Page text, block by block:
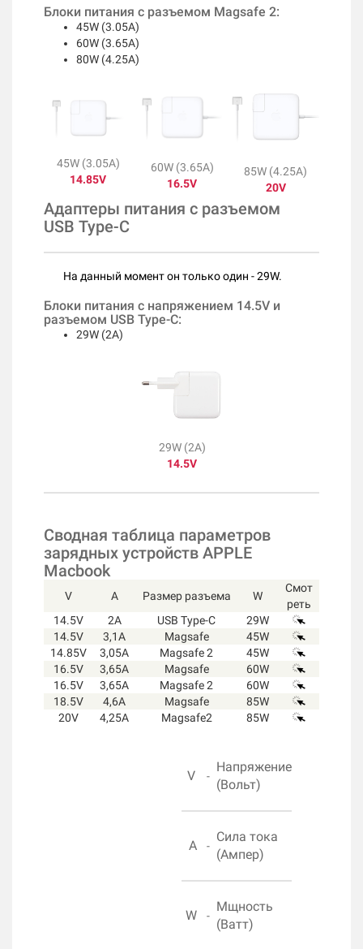
Блоки питания с разъемом Magsafe 2:
45W (3.05A)
60W (3.65A)
80W (4.25A)
45W (3.05A)
14.85V
60W (3.65A)
16.5V
85W (4.25A)
20V
Адаптеры питания с разъемом
USB Type-C
На данный момент он только один - 29W.
Блоки питания с напряжением 14.5V и
разъемом USB Type-C:
29W (2A)
29W (2A)
14.5V
Сводная таблица параметров
зарядных устройств APPLE
Macbook
V A Размер разъема W
Смот
реть
14.5V
2A USB Type-C
29W
14.5V
3,1A Magsafe
45W
14.85V
3,05A Magsafe 2
45W
16.5V
3,65A Magsafe
60W
16.5V
3,65A Magsafe 2
60W
18.5V
4,6A Magsafe
85W
20V
4,25A Magsafe2 85W
V -
Напряжение
(Вольт)
A -
Сила тока
(Ампер)
W -
Мщность
(Ватт)